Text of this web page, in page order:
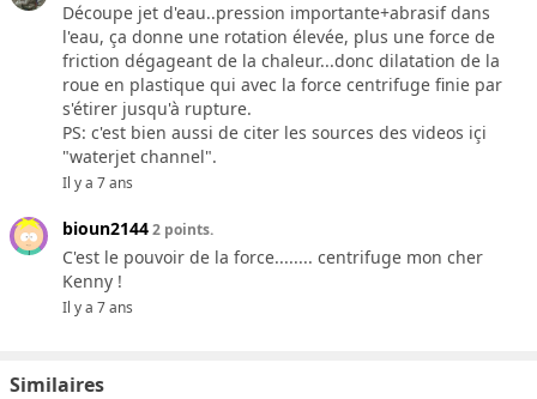
Découpe jet d'eau..pression importante+abrasif dans
l'eau, ça donne une rotation élevée, plus une force de
friction dégageant de la chaleur...donc dilatation de la
roue en plastique qui avec la force centrifuge finie par
s'étirer jusqu'à rupture.
PS: c'est bien aussi de citer les sources des videos içi
"waterjet channel".
Il y a 7 ans
bioun21442 points.
C'est le pouvoir de la force........ centrifuge mon cher
Kenny !
Il y a 7 ans
Similaires